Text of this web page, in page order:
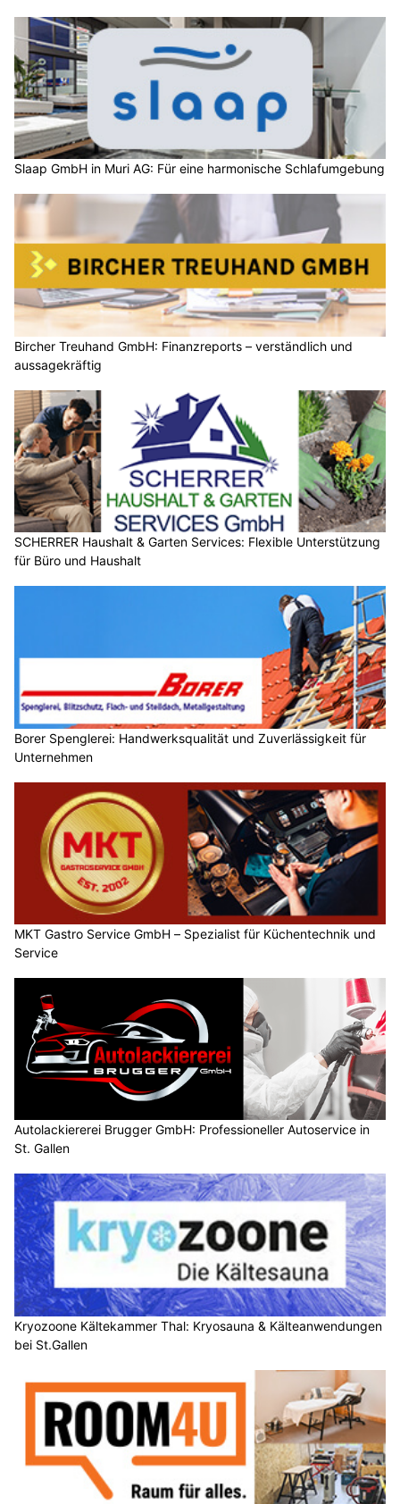
Slaap GmbH in Muri AG: Für eine harmonische Schlafumgebung
Bircher Treuhand GmbH: Finanzreports – verständlich und
aussagekräftig
SCHERRER Haushalt & Garten Services: Flexible Unterstützung
für Büro und Haushalt
Borer Spenglerei: Handwerksqualität und Zuverlässigkeit für
Unternehmen
MKT Gastro Service GmbH – Spezialist für Küchentechnik und
Service
Autolackiererei Brugger GmbH: Professioneller Autoservice in
St. Gallen
Kryozoone Kältekammer Thal: Kryosauna & Kälteanwendungen
bei St.Gallen